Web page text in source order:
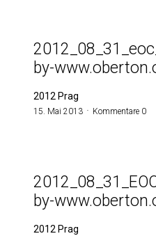
by-
2012 Prag
15. Mai 2013 Kommentare 0
by-
2012 Prag